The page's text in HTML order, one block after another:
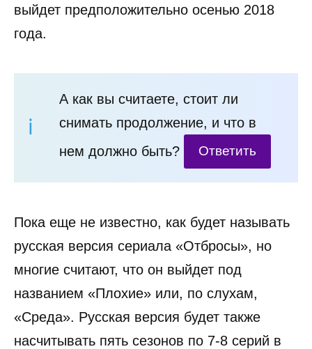
выйдет предположительно осенью 2018
года.
А как вы считаете, стоит ли
снимать продолжение, и что в
нем должно быть?
Ответить
Пока еще не известно, как будет называть
русская версия сериала «Отбросы», но
многие считают, что он выйдет под
названием «Плохие» или, по слухам,
«Среда». Русская версия будет также
насчитывать пять сезонов по 7-8 серий в